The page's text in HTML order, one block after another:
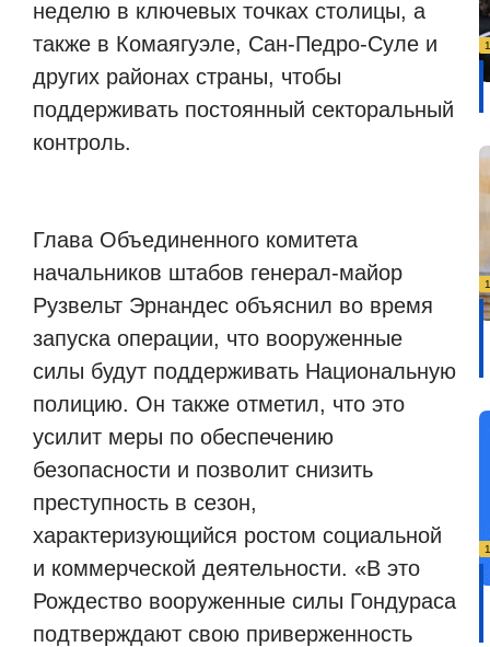
неделю в ключевых точках столицы, а
также в Комаягуэле, Сан-Педро-Суле и
других районах страны, чтобы
поддерживать постоянный секторальный
контроль.
Глава Объединенного комитета
начальников штабов генерал-майор
Рузвельт Эрнандес объяснил во время
запуска операции, что вооруженные
силы будут поддерживать Национальную
полицию. Он также отметил, что это
усилит меры по обеспечению
безопасности и позволит снизить
преступность в сезон,
характеризующийся ростом социальной
и коммерческой деятельности. «В это
Рождество вооруженные силы Гондураса
подтверждают свою приверженность